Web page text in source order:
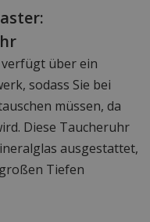
über ein
sodass Sie bei
müssen, da
Diese Taucheruhr
ausgestattet,
Tiefen